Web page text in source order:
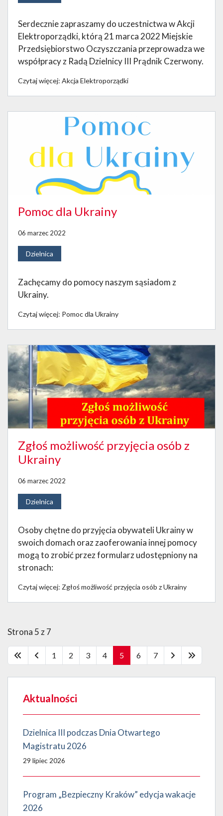
Serdecznie zapraszamy do uczestnictwa w Akcji
Elektroporządki, którą 21 marca 2022 Miejskie
Przedsiębiorstwo Oczyszczania przeprowadza we
współpracy z Radą Dzielnicy III Prądnik Czerwony.
Czytaj więcej: Akcja Elektroporządki
Pomoc dla Ukrainy
06 marzec 2022
Dzielnica
Zachęcamy do pomocy naszym sąsiadom z
Ukrainy.
Czytaj więcej: Pomoc dla Ukrainy
Zgłoś możliwość przyjęcia osób z
Ukrainy
06 marzec 2022
Dzielnica
Osoby chętne do przyjęcia obywateli Ukrainy w
swoich domach oraz zaoferowania innej pomocy
mogą to zrobić przez formularz udostępniony na
stronach:
Czytaj więcej: Zgłoś możliwość przyjęcia osób z Ukrainy
Strona 5 z 7
1 2 3 4 5 6 7
Aktualności
Dzielnica III podczas Dnia Otwartego
Magistratu 2026
29 lipiec 2026
Program „Bezpieczny Kraków” edycja wakacje
2026